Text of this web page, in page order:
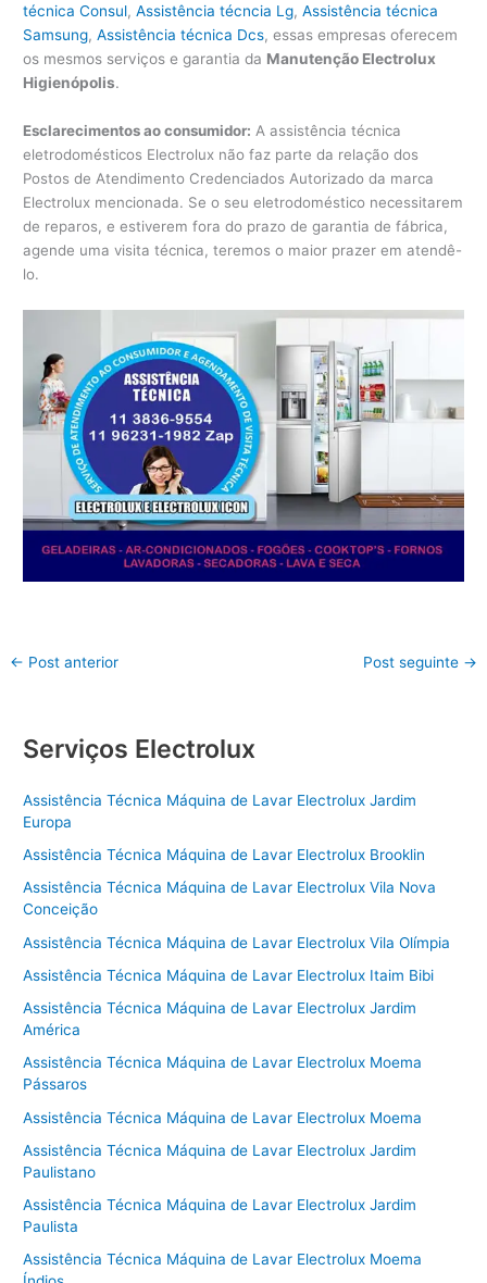
técnica Consul,Assistência técncia Lg,Assistência técnica
Samsung,Assistência técnica Dcs, essas empresas oferecem
os mesmos serviços e garantia da Manutenção Electrolux
Higienópolis.
Esclarecimentos ao consumidor: A assistência técnica
eletrodomésticos Electrolux não faz parte da relação dos
Postos de Atendimento Credenciados Autorizado da marca
Electrolux mencionada. Se o seu eletrodoméstico necessitarem
de reparos, e estiverem fora do prazo de garantia de fábrica,
agende uma visita técnica, teremos o maior prazer em atendê-
lo.
← Post anterior Post seguinte →
Serviços Electrolux
Assistência Técnica Máquina de Lavar Electrolux Jardim
Europa
Assistência Técnica Máquina de Lavar Electrolux Brooklin
Assistência Técnica Máquina de Lavar Electrolux Vila Nova
Conceição
Assistência Técnica Máquina de Lavar Electrolux Vila Olímpia
Assistência Técnica Máquina de Lavar Electrolux Itaim Bibi
Assistência Técnica Máquina de Lavar Electrolux Jardim
América
Assistência Técnica Máquina de Lavar Electrolux Moema
Pássaros
Assistência Técnica Máquina de Lavar Electrolux Moema
Assistência Técnica Máquina de Lavar Electrolux Jardim
Paulistano
Assistência Técnica Máquina de Lavar Electrolux Jardim
Paulista
Assistência Técnica Máquina de Lavar Electrolux Moema